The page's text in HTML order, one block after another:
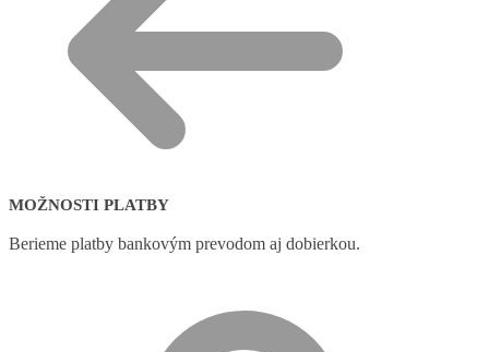
MOŽNOSTI PLATBY
Berieme platby bankovým prevodom aj dobierkou.